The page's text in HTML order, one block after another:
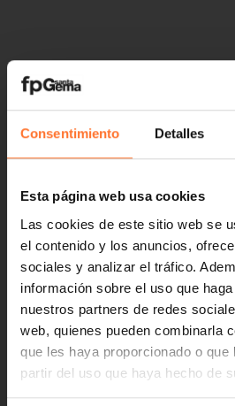
Consentimiento Detalles
Esta página web usa cookies
Las cookies de este sitio web se
el contenido y los anuncios,
sociales y analizar el tráfico.
información sobre el uso que
nuestros partners de redes
web, quienes pueden combinarla
que les haya proporcionado o que
partir del uso que haya hecho de